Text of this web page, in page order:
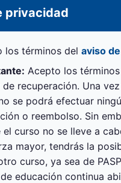
privacidad
los términos del aviso
Acepto los
recuperación. Una
se podrá efectuar
o reembolso. Sin
el curso no se lleve a
mayor, tendrás la
curso, ya sea de
educación continua